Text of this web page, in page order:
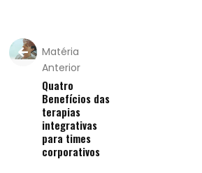
Matéria
Anterior
Quatro
Benefícios das
terapias
integrativas
para times
corporativos